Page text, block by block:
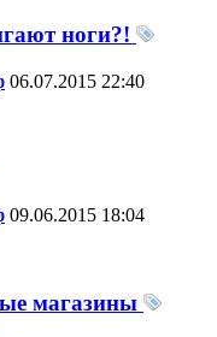
ноги?!
06.07.2015 22:40
09.06.2015 18:04
магазины